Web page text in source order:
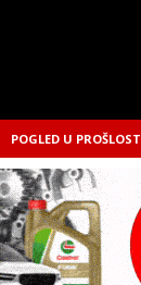
POGLED U PROŠLOST